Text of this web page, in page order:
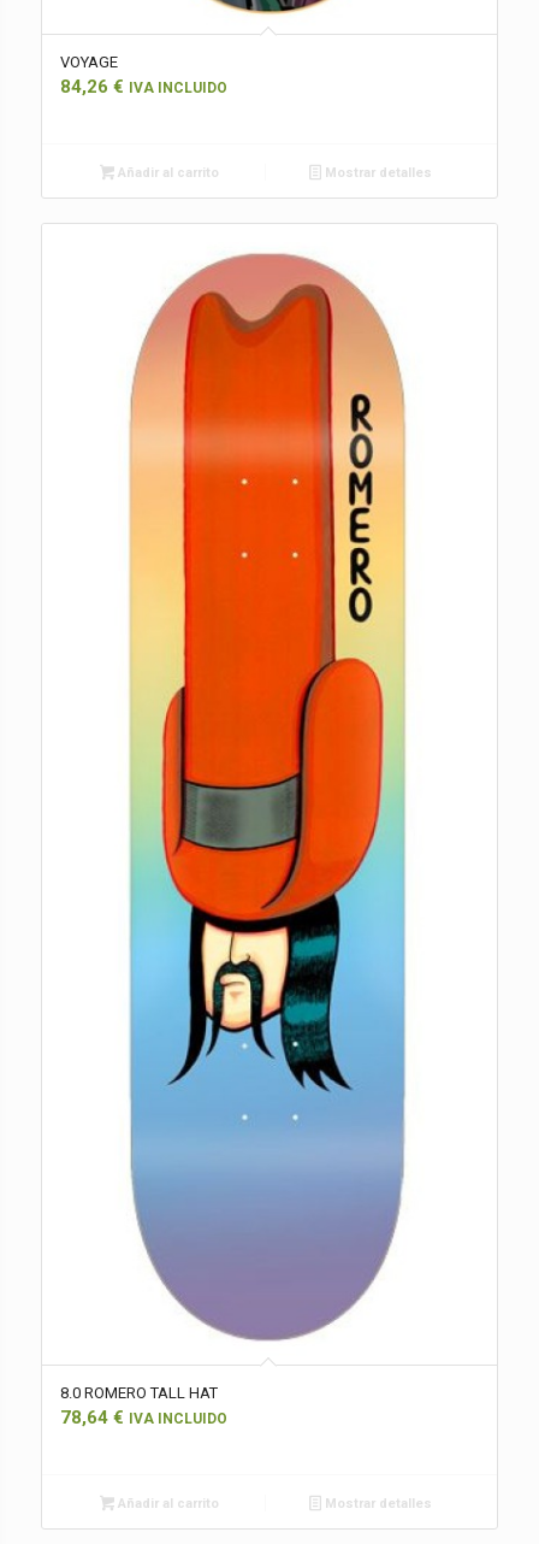
VOYAGE
84,26 € IVA INCLUIDO
Añadir al carrito Mostrar detalles
8.0 ROMERO TALL HAT
78,64 € IVA INCLUIDO
Añadir al carrito Mostrar detalles